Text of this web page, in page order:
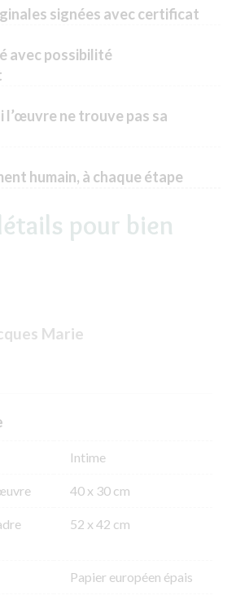
signées avec certificat
avec possibilité
l’œuvre ne trouve pas sa
humain, à chaque étape
pour bien
Marie
Intime
40 x 30 cm
52 x 42 cm
Papier européen épais